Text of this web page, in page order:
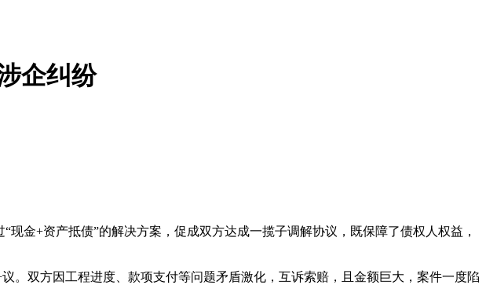
企纠纷
金+资产抵债”的解决方案，促成双方达成一揽子调解协议，既保障了债权人权益，
。双方因工程进度、款项支付等问题矛盾激化，互诉索赔，且金额巨大，案件一度陷